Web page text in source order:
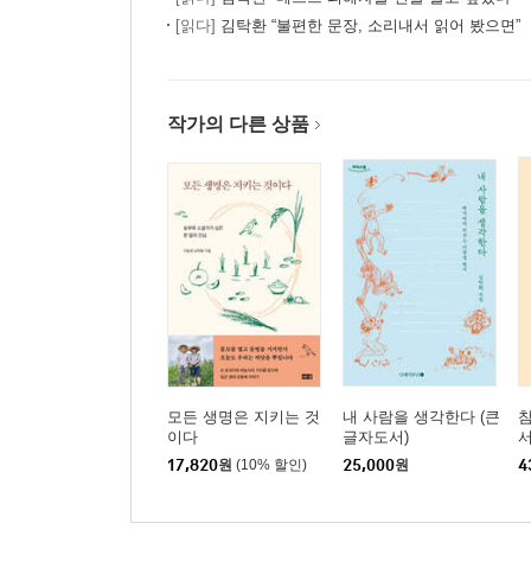
[읽다] 김탁환 “불편한 문장, 소리내서 읽어 봤으면”
작가의 다른 상품
모든 생명은 지키는 것
이다
17,820원 (10% 할인)
내 사람을 생각한다 (큰
글자도서)
25,000원